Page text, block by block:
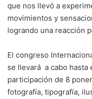
que nos llevó a
movimientos y
logrando una reacción
El congreso
se llevará a cabo hasta
participación de 8
fotografía, tipografía,